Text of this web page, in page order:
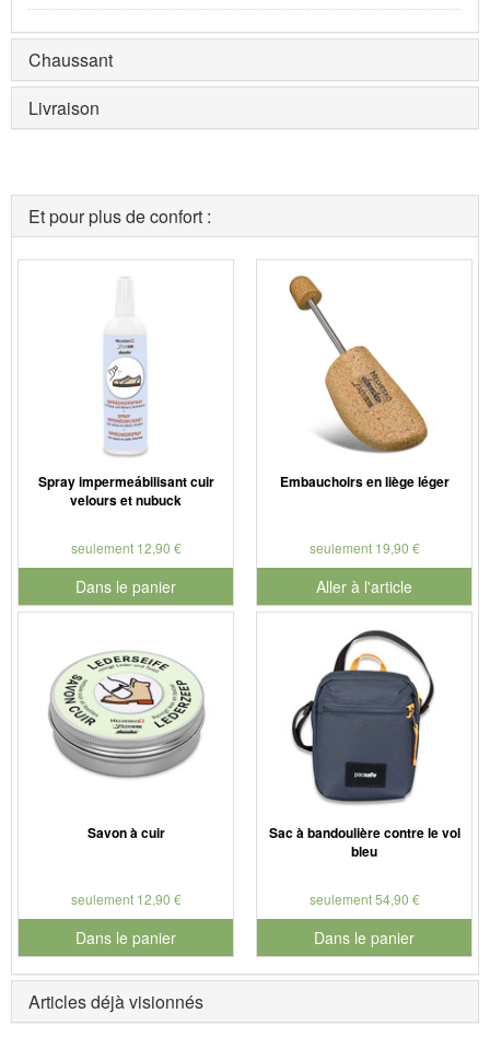
Chaussant
Livraison
Et pour plus de confort :
Spray impermeábilisant cuir
velours et nubuck
seulement 12,90 €
Dans le panier
pour le numéro de produit 901179
Embauchoirs en liège léger
seulement 19,90 €
Aller à l'article
Savon à cuir
seulement 12,90 €
Dans le panier
pour le numéro de produit 901127
Sac à bandoulière contre le vol
bleu
seulement 54,90 €
Dans le panier
pour le numéro de produit
Articles déjà visionnés